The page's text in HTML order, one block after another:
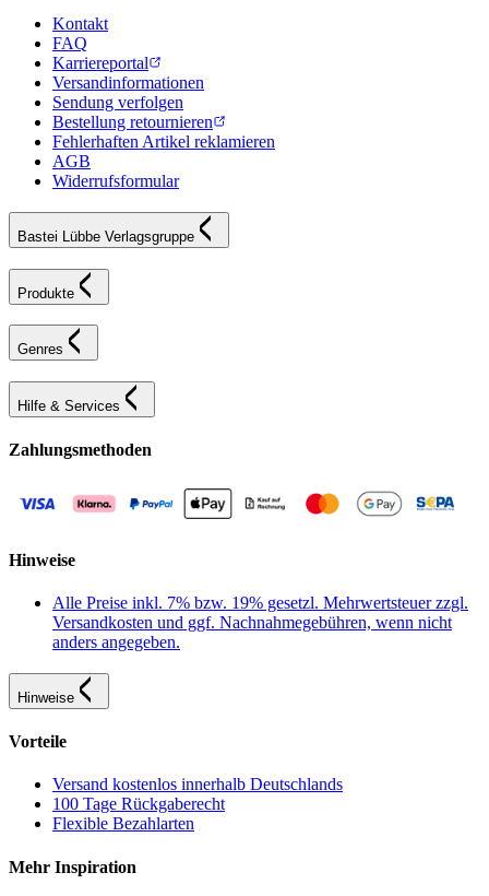
Kontakt
FAQ
Karriereportal
Versandinformationen
Sendung verfolgen
Bestellung retournieren
Fehlerhaften Artikel reklamieren
AGB
Widerrufsformular
Bastei Lübbe Verlagsgruppe
Produkte
Genres
Hilfe & Services
Zahlungsmethoden
Hinweise
Alle Preise inkl. 7% bzw. 19% gesetzl. Mehrwertsteuer zzgl.
Versandkosten und ggf. Nachnahmegebühren, wenn nicht
anders angegeben.
Hinweise
Vorteile
Versand kostenlos innerhalb Deutschlands
100 Tage Rückgaberecht
Flexible Bezahlarten
Mehr Inspiration